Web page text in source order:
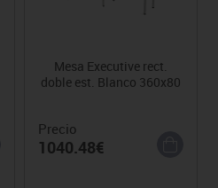
Mesa Executive rect.
doble est. Blanco 360x80
Precio
1040.48€